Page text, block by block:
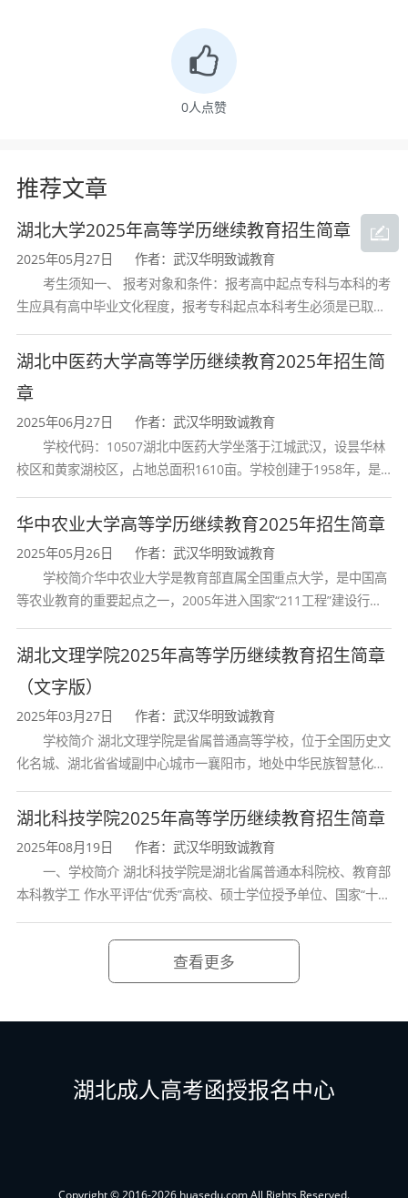
书或以上证书的人员可以报考专升本。
成人高考专升本广告学专业考试科目
目：政治、外语、艺术学概论，其中政治和英语
学历学位
考试合格者，由学校颁发国家教育部统一印制的
成人教育本科毕业证书，国家承认学历,对于符合
学位要求的学生颁发学士学位证。
广告学学生毕业后可在新闻、出版、影视、广
告、市场调查、信息咨询等文化产业从事广告经
营管理、广告策划创意和设计制作、市场营销策
划及市场调查分析等工作，也可在各类网站从事
网络广告、网页制作、信息发布等网络传播工
作。
联系电话：18672359950（微信同号）
微信二维码
0人点赞
推荐文章
湖北大学2025年高等学历继续教育招生简章
2025年05月27日
作者：武汉华明致诚教育
考生须知一、 报考对象和条件：报考高中起点专科与本科的考
生应具有高中毕业文化程度，报考专科起点本科考生必须是已取得
构颁发的大学专科毕业证书的人
湖北中医药大学高等学历继续教育2025年招生简
章
2025年06月27日
作者：武汉华明致诚教育
学校代码：10507湖北中医药大学坐落于江城武汉，设昙华林
校区和黄家湖校区，占地总面积1610亩。学校创建于1958年，是
育和最早开办中医研究
华中农业大学高等学历继续教育2025年招生简章
2025年05月26日
作者：武汉华明致诚教育
学校简介华中农业大学是教育部直属全国重点大学，是中国高
等农业教育的重要起点之一，2005年进入国家“211工程”建设行
首轮“双一流”成效
湖北文理学院2025年高等学历继续教育招生简章
（文字版）
2025年03月27日
作者：武汉华明致诚教育
学校简介 湖北文理学院是省属普通高等学校，位于全国历史文
化名城、湖北省省域副中心城市一襄阳市，地处中华民族智慧化身
学校、全国普通
湖北科技学院2025年高等学历继续教育招生简章
2025年08月19日
作者：武汉华明致诚教育
一、学校简介 湖北科技学院是湖北省属普通本科院校、教育部
本科教学工 作水平评估“优秀”高校、硕士学位授予单位、国家“十三
查看更多
湖北成人高考函授报名中心
Copyright © 2016-2026 huasedu.com All Rights Reserved.